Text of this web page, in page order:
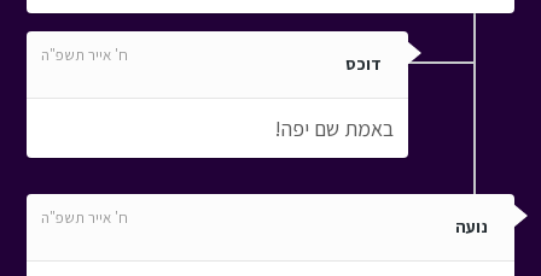
דוכס ח' אייר תשפ"ה
באמת שם יפה!
נועה ח' אייר תשפ"ה